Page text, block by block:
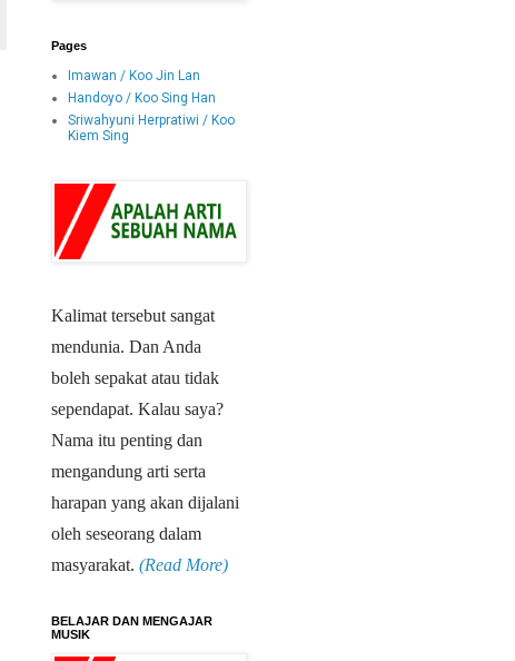
Pages
Imawan / Koo Jin Lan
Handoyo / Koo Sing Han
Sriwahyuni Herpratiwi / Koo
Kiem Sing
Kalimat tersebut sangat
mendunia. Dan Anda
boleh sepakat atau tidak
sependapat. Kalau saya?
Nama itu penting dan
mengandung arti serta
harapan yang akan dijalani
oleh seseorang dalam
masyarakat. (Read More)
BELAJAR DAN MENGAJAR
MUSIK